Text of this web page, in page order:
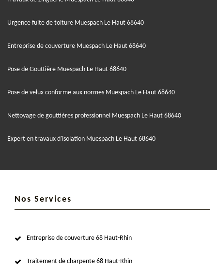
Urgence fuite de toiture Muespach Le Haut 68640
Entreprise de couverture Muespach Le Haut 68640
Pose de Gouttière Muespach Le Haut 68640
Pose de velux conforme aux normes Muespach Le Haut 68640
Nettoyage de gouttières professionnel Muespach Le Haut 68640
Expert en travaux d'isolation Muespach Le Haut 68640
Nos Services
Entreprise de couverture 68 Haut-Rhin
Traitement de charpente 68 Haut-Rhin